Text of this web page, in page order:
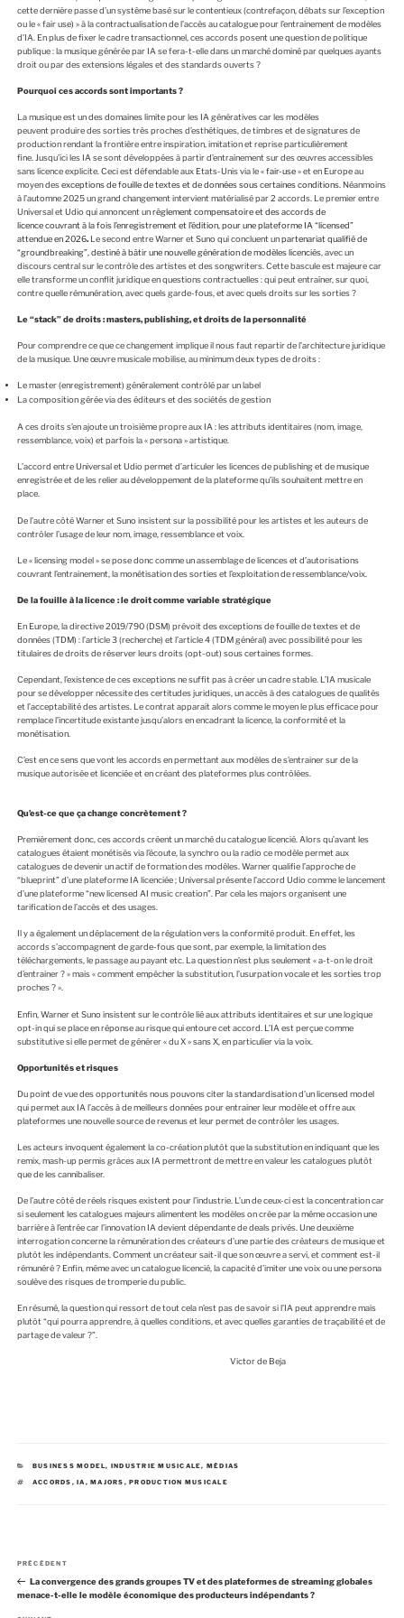
cette dernière passe d’un système basé sur le contentieux (contrefaçon, débats sur l’exception
ou le « fair use) » à la contractualisation de l’accès au catalogue pour l’entrainement de modèles
d’IA. En plus de fixer le cadre transactionnel, ces accords posent une question de politique
publique : la musique générée par IA se fera-t-elle dans un marché dominé par quelques ayants
droit ou par des extensions légales et des standards ouverts ?
Pourquoi ces accords sont importants ?
La musique est un des domaines limite pour les IA génératives car les modèles
peuvent produire des sorties très proches d’esthétiques, de timbres et de signatures de
production rendant la frontière entre inspiration, imitation et reprise particulièrement
fine. Jusqu’ici les IA se sont développées à partir d’entrainement sur des œuvres accessibles
sans licence explicite. Ceci est défendable aux Etats-Unis via le «fair-use» et en Europe au
moyen desexceptions de fouille de textes et de données sous certaines conditions. Néanmoins
à l’automne 2025 un grand changement intervient matérialisé par 2 accords. Le premier entre
Universal et Udio qui annoncent unrèglement compensatoire et des accords de
licence couvrant à la fois l’enregistrement et l’édition, pour une plateforme IA “licensed”
attendue en 2026. Le second entre Warner et Suno qui concluent un partenariat qualifié de
“groundbreaking”, destiné à bâtir une nouvelle génération de modèles licenciés, avec un
discours central sur le contrôle des artistes et des songwriters. Cette bascule est majeure car
elle transforme un conflit juridique en questions contractuelles : qui peut entraîner, sur quoi,
contre quelle rémunération, avec quels garde-fous, et avec quels droits sur les sorties ?
Le “stack” de droits : masters, publishing, et droits de la personnalité
Pour comprendre ce que ce changement implique il nous faut repartir de l’architecture juridique
de la musique. Une œuvre musicale mobilise, au minimum deux types de droits :
Le master (enregistrement) généralement contrôlé par un label
La composition gérée via des éditeurs et des sociétés de gestion
A ces droits s’en ajoute un troisième propre aux IA : les attributs identitaires (nom, image,
ressemblance, voix) et parfois la « persona » artistique.
L’accord entre Universal et Udio permet d’articuler les licences de publishing et de musique
enregistrée et de les relier au développement de la plateforme qu’ils souhaitent mettre en
place.
De l’autre côté Warner et Suno insistent sur la possibilité pour les artistes et les auteurs de
contrôler l’usage de leur nom, image, ressemblance et voix.
Le « licensing model » se pose donc comme un assemblage de licences et d’autorisations
couvrant l’entrainement, la monétisation des sorties et l’exploitation de ressemblance/voix.
De la fouille à la licence : le droit comme variable stratégique
En Europe, la directive 2019/790 (DSM) prévoit des exceptions de fouille de textes et de
données (TDM) : l’article 3 (recherche) et l’article 4 (TDM général) avec possibilité pour les
titulaires de droits de réserver leurs droits (opt-out) sous certaines formes.
Cependant, l’existence de ces exceptions ne suffit pas à créer un cadre stable. L’IA musicale
pour se développer nécessite des certitudes juridiques, un accès à des catalogues de qualités
et l’acceptabilité des artistes. Le contrat apparait alors comme le moyen le plus efficace pour
remplace l’incertitude existante jusqu’alors en encadrant la licence, la conformité et la
monétisation.
C’est en ce sens que vont les accords en permettant aux modèles de s’entrainer sur de la
musique autorisée et licenciée et en créant des plateformes plus contrôlées.
Qu’est-ce que ça change concrètement ?
Premièrement donc, ces accords créent un marché du catalogue licencié. Alors qu’avant les
catalogues étaient monétisés via l’écoute, la synchro ou la radio ce modèle permet aux
catalogues de devenir un actif de formation des modèles. Warner qualifie l’approche de
“blueprint” d’une plateforme IA licenciée ; Universal présente l’accord Udio comme le lancement
d’une plateforme “new licensed AI music creation”. Par cela les majors organisent une
tarification de l’accès et des usages.
Il y a également un déplacement de la régulation vers la conformité produit. En effet, les
accords s’accompagnent de garde-fous que sont, par exemple, la limitation des
téléchargements, le passage au payant etc. La question n’est plus seulement « a-t-on le droit
d’entrainer ? » mais « comment empêcher la substitution, l’usurpation vocale et les sorties trop
proches ? ».
Enfin, Warner et Suno insistent sur le contrôle lié aux attributs identitaires et sur une logique
opt-in qui se place en réponse au risque qui entoure cet accord. L’IA est perçue comme
substitutive si elle permet de générer « du X » sans X, en particulier via la voix.
Opportunités et risques
Du point de vue des opportunités nous pouvons citer la standardisation d’un licensed model
qui permet aux IA l’accès à de meilleurs données pour entrainer leur modèle et offre aux
plateformes une nouvelle source de revenus et leur permet de contrôler les usages.
Les acteurs invoquent également la co-création plutôt que la substitution en indiquant que les
remix, mash-up permis grâces aux IA permettront de mettre en valeur les catalogues plutôt
que de les cannibaliser.
De l’autre côté de réels risques existent pour l’industrie. L’un de ceux-ci est la concentration car
si seulement les catalogues majeurs alimentent les modèles on crée par la même occasion une
barrière à l’entrée car l’innovation IA devient dépendante de deals privés. Une deuxième
interrogation concerne la rémunération des créateurs d’une partie des créateurs de musique et
plutôt les indépendants. Comment un créateur sait-il que son œuvre a servi, et comment est-il
rémunéré ? Enfin, même avec un catalogue licencié, la capacité d’imiter une voix ou une persona
soulève des risques de tromperie du public.
En résumé, la question qui ressort de tout cela n’est pas de savoir si l’IA peut apprendre mais
plutôt “qui pourra apprendre, à quelles conditions, et avec quelles garanties de traçabilité et de
partage de valeur ?”.
Victor de Beja
C
T
BUSINESS MODEL, INDUSTRIE MUSICALE, MÉDIAS
É
E
ACCORDS ,IA ,MAJORS ,PRODUCTION MUSICALE
v
i
A
r
PRÉCÉDENT
La convergence des grands groupes TV et des plateformes de streaming globales
menace-t-elle le modèle économique des producteurs indépendants ?